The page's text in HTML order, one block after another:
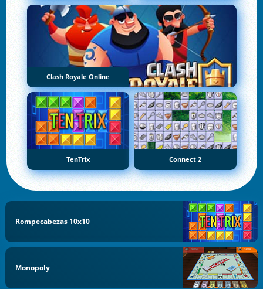
Clash Royale Online
TenTrix Connect 2
Rompecabezas 10x10
Monopoly